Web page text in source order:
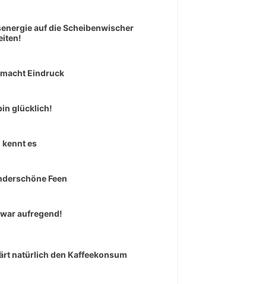
auf die Scheibenwischer
macht Eindruck
glücklich!
kennt es
Feen
aufregend!
natürlich den Kaffeekonsum